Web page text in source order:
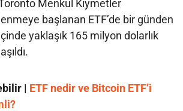
Menkul Kıymetler
başlanan ETF’de bir günden
yaklaşık 165 milyon dolarlık
| ETF nedir ve Bitcoin ETF’i